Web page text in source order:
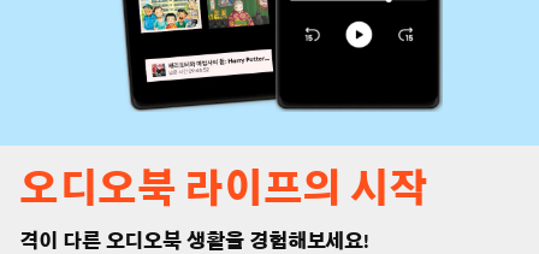
오디오북 라이프의 시작
격이 다른 오디오북 생활을 경험해보세요!